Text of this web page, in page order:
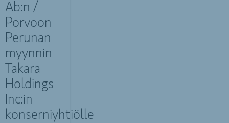
Ab:n /
Porvoon
Perunan
myynnin
Takara
Holdings
Inc:in
konserniyhtiölle